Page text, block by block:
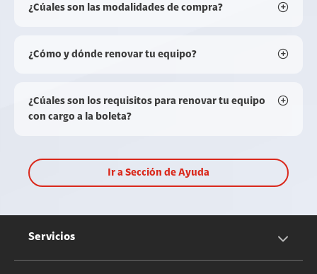
¿Cúales son las modalidades de compra?
¿Cómo y dónde renovar tu equipo?
¿Cúales son los requisitos para renovar tu equipo
con cargo a la boleta?
Ir a Sección de Ayuda
Servicios